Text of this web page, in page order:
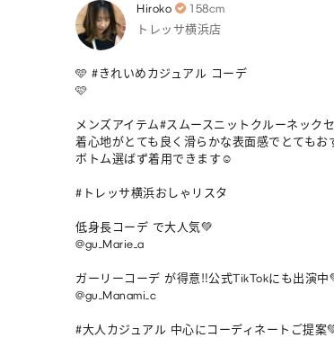
Hiroko
158cm
トレッサ横浜店
🩵 #きれいめカジュアル コーデ
🩷
メンズアイテム#スムースニットクルーネック
着心地がとても良く滑らかな表面感でとてもお
ボトム選ばず着用できます☺️
#トレッサ横浜おしゃリスタ
低身長コーデ で大人気💚
@gu_Marie_a
ガーリーコーデ が得意‼︎公式TikTokにも出演中
@gu_Manami_c
#大人カジュアル 中心にコーディネートご提案